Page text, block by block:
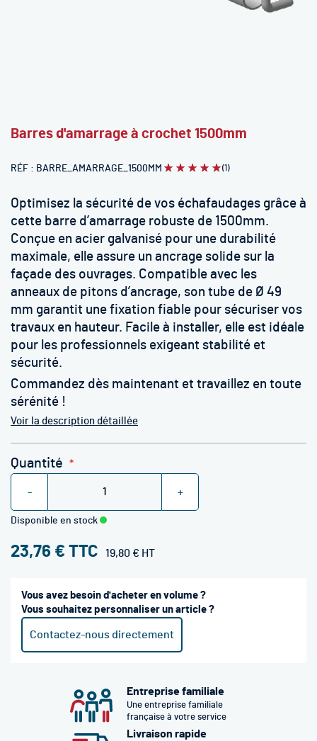
Barres d'amarrage à crochet 1500mm
RÉF BARRE_AMARRAGE_1500MM Évaluation: (1)
Optimisez la sécurité de vos échafaudages grâce à
cette barre d’amarrage robuste de 1500mm.
Conçue en acier galvanisé pour une durabilité
maximale, elle assure un ancrage solide sur la
façade des ouvrages. Compatible avec les
anneaux de pitons d’ancrage, son tube de Ø 49
mm garantit une fixation fiable pour sécuriser vos
travaux en hauteur. Facile à installer, elle est idéale
pour les professionnels exigeant stabilité et
sécurité.
Commandez dès maintenant et travaillez en toute
sérénité !
Voir la description détaillée
Quantité
- +
23,76 € 19,80 €
Disponible en stock
Vous avez besoin d'acheter en volume ?
Vous souhaitez personnaliser un article ?
Contactez-nous directement
Entreprise familiale
Une entreprise familiale
française à votre service
Livraison rapide
Skip
beginning
the
images
gallery